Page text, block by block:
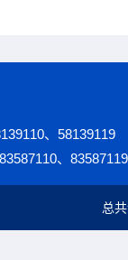
、58139119
、83587119
总